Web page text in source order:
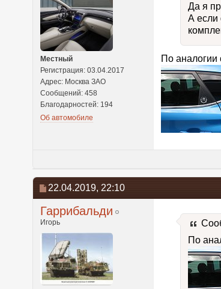
Местный
Регистрация: 03.04.2017
Адрес: Москва ЗАО
Сообщений: 458
Благодарностей: 194
Об автомобиле
Да я
А если
По аналогии
22.04.2019, 22:10
Гаррибальди
Игорь
По